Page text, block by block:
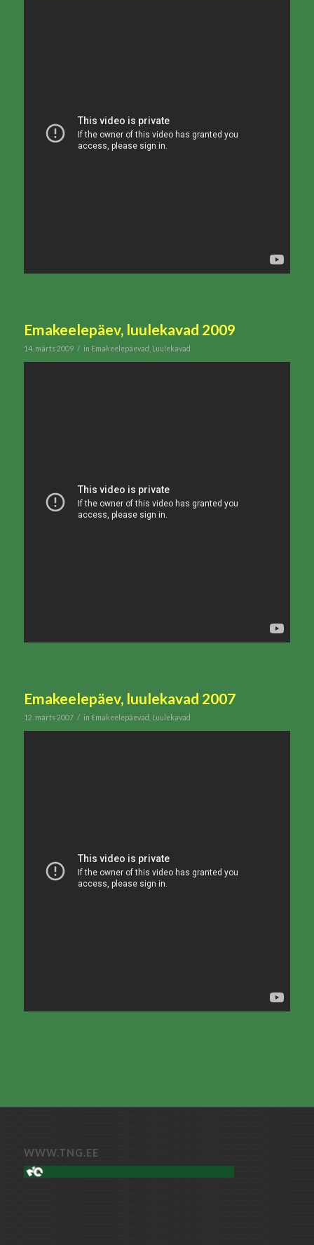
Emakeelepäev, luulekavad 2009
14. märts 2009 / in Emakeelepäevad Luulekavad
Emakeelepäev, luulekavad 2007
12. märts 2007 / in Emakeelepäevad Luulekavad
WWW.TNG.EE